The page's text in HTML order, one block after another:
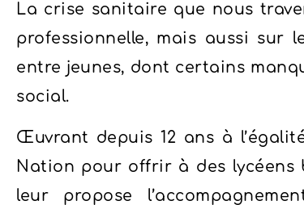
La crise sanitaire que nous
professionnelle, mais aussi sur
entre jeunes, dont certains
social.
Œuvrant depuis 12 ans à
Nation pour offrir à des lycéens
leur propose